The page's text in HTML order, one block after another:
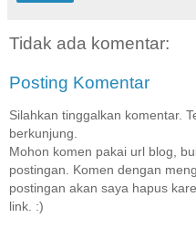
Tidak ada komentar:
Posting Komentar
Silahkan tinggalkan komentar.
berkunjung.
Mohon komen pakai url blog,
postingan. Komen dengan
postingan akan saya hapus
link. :)